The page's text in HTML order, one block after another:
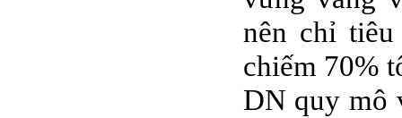
nên chỉ
chiếm 70%
DN quy mô